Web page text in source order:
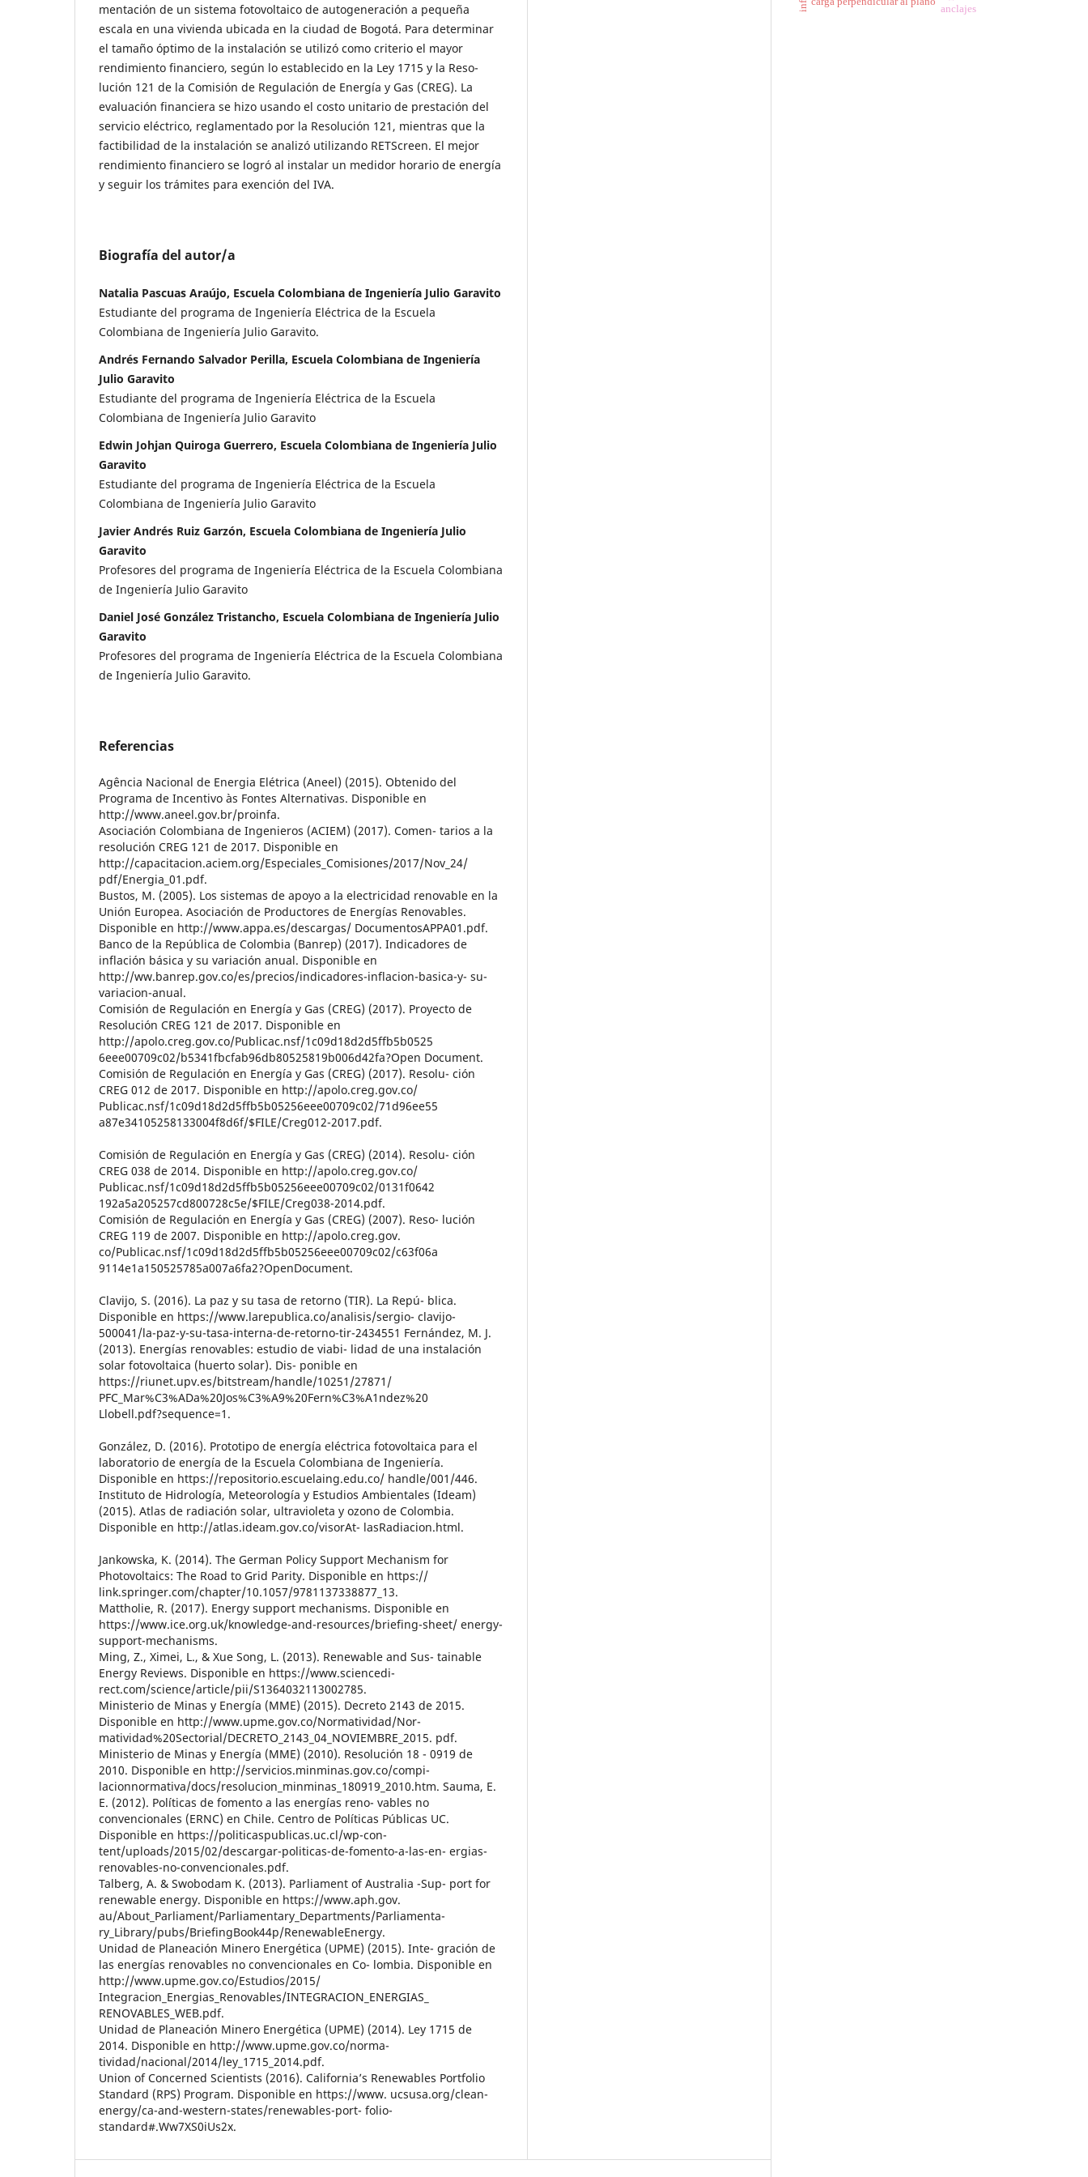
mentación de un sistema fotovoltaico de autogeneración a pequeña
escala en una vivienda ubicada en la ciudad de Bogotá. Para determinar
el tamaño óptimo de la instalación se utilizó como criterio el mayor
rendimiento financiero, según lo establecido en la Ley 1715 y la Reso-
lución 121 de la Comisión de Regulación de Energía y Gas (CREG). La
evaluación financiera se hizo usando el costo unitario de prestación del
servicio eléctrico, reglamentado por la Resolución 121, mientras que la
factibilidad de la instalación se analizó utilizando RETScreen. El mejor
rendimiento financiero se logró al instalar un medidor horario de energía
y seguir los trámites para exención del IVA.
Biografía del autor/a
Natalia Pascuas Araújo, Escuela Colombiana de Ingeniería Julio Garavito
Estudiante del programa de Ingeniería Eléctrica de la Escuela
Colombiana de Ingeniería Julio Garavito.
Andrés Fernando Salvador Perilla, Escuela Colombiana de Ingeniería
Julio Garavito
Estudiante del programa de Ingeniería Eléctrica de la Escuela
Colombiana de Ingeniería Julio Garavito
Edwin Johjan Quiroga Guerrero, Escuela Colombiana de Ingeniería Julio
Garavito
Estudiante del programa de Ingeniería Eléctrica de la Escuela
Colombiana de Ingeniería Julio Garavito
Javier Andrés Ruiz Garzón, Escuela Colombiana de Ingeniería Julio
Garavito
Profesores del programa de Ingeniería Eléctrica de la Escuela Colombiana
de Ingeniería Julio Garavito
Daniel José González Tristancho, Escuela Colombiana de Ingeniería Julio
Garavito
Profesores del programa de Ingeniería Eléctrica de la Escuela Colombiana
de Ingeniería Julio Garavito.
Referencias
Agência Nacional de Energia Elétrica (Aneel) (2015). Obtenido del
Programa de Incentivo às Fontes Alternativas. Disponible en
http://www.aneel.gov.br/proinfa.
Asociación Colombiana de Ingenieros (ACIEM) (2017). Comen- tarios a la
resolución CREG 121 de 2017. Disponible en
http://capacitacion.aciem.org/Especiales_Comisiones/2017/Nov_24/
pdf/Energia_01.pdf.
Bustos, M. (2005). Los sistemas de apoyo a la electricidad renovable en la
Unión Europea. Asociación de Productores de Energías Renovables.
Disponible en http://www.appa.es/descargas/ DocumentosAPPA01.pdf.
Banco de la República de Colombia (Banrep) (2017). Indicadores de
inflación básica y su variación anual. Disponible en
http://ww.banrep.gov.co/es/precios/indicadores-inflacion-basica-y- su-
variacion-anual.
Comisión de Regulación en Energía y Gas (CREG) (2017). Proyecto de
Resolución CREG 121 de 2017. Disponible en
http://apolo.creg.gov.co/Publicac.nsf/1c09d18d2d5ffb5b0525
6eee00709c02/b5341fbcfab96db80525819b006d42fa?Open Document.
Comisión de Regulación en Energía y Gas (CREG) (2017). Resolu- ción
CREG 012 de 2017. Disponible en http://apolo.creg.gov.co/
Publicac.nsf/1c09d18d2d5ffb5b05256eee00709c02/71d96ee55
a87e34105258133004f8d6f/$FILE/Creg012-2017.pdf.
Comisión de Regulación en Energía y Gas (CREG) (2014). Resolu- ción
CREG 038 de 2014. Disponible en http://apolo.creg.gov.co/
Publicac.nsf/1c09d18d2d5ffb5b05256eee00709c02/0131f0642
192a5a205257cd800728c5e/$FILE/Creg038-2014.pdf.
Comisión de Regulación en Energía y Gas (CREG) (2007). Reso- lución
CREG 119 de 2007. Disponible en http://apolo.creg.gov.
co/Publicac.nsf/1c09d18d2d5ffb5b05256eee00709c02/c63f06a
9114e1a150525785a007a6fa2?OpenDocument.
Clavijo, S. (2016). La paz y su tasa de retorno (TIR). La Repú- blica.
Disponible en https://www.larepublica.co/analisis/sergio- clavijo-
500041/la-paz-y-su-tasa-interna-de-retorno-tir-2434551 Fernández, M. J.
(2013). Energías renovables: estudio de viabi- lidad de una instalación
solar fotovoltaica (huerto solar). Dis- ponible en
https://riunet.upv.es/bitstream/handle/10251/27871/
PFC_Mar%C3%ADa%20Jos%C3%A9%20Fern%C3%A1ndez%20
Llobell.pdf?sequence=1.
González, D. (2016). Prototipo de energía eléctrica fotovoltaica para el
laboratorio de energía de la Escuela Colombiana de Ingeniería.
Disponible en https://repositorio.escuelaing.edu.co/ handle/001/446.
Instituto de Hidrología, Meteorología y Estudios Ambientales (Ideam)
(2015). Atlas de radiación solar, ultravioleta y ozono de Colombia.
Disponible en http://atlas.ideam.gov.co/visorAt- lasRadiacion.html.
Jankowska, K. (2014). The German Policy Support Mechanism for
Photovoltaics: The Road to Grid Parity. Disponible en https://
link.springer.com/chapter/10.1057/9781137338877_13.
Mattholie, R. (2017). Energy support mechanisms. Disponible en
https://www.ice.org.uk/knowledge-and-resources/briefing-sheet/ energy-
support-mechanisms.
Ming, Z., Ximei, L., & Xue Song, L. (2013). Renewable and Sus- tainable
Energy Reviews. Disponible en https://www.sciencedi-
rect.com/science/article/pii/S1364032113002785.
Ministerio de Minas y Energía (MME) (2015). Decreto 2143 de 2015.
Disponible en http://www.upme.gov.co/Normatividad/Nor-
matividad%20Sectorial/DECRETO_2143_04_NOVIEMBRE_2015. pdf.
Ministerio de Minas y Energía (MME) (2010). Resolución 18 - 0919 de
2010. Disponible en http://servicios.minminas.gov.co/compi-
lacionnormativa/docs/resolucion_minminas_180919_2010.htm. Sauma, E.
E. (2012). Políticas de fomento a las energías reno- vables no
convencionales (ERNC) en Chile. Centro de Políticas Públicas UC.
Disponible en https://politicaspublicas.uc.cl/wp-con-
tent/uploads/2015/02/descargar-politicas-de-fomento-a-las-en- ergias-
renovables-no-convencionales.pdf.
Talberg, A. & Swobodam K. (2013). Parliament of Australia -Sup- port for
renewable energy. Disponible en https://www.aph.gov.
au/About_Parliament/Parliamentary_Departments/Parliamenta-
ry_Library/pubs/BriefingBook44p/RenewableEnergy.
Unidad de Planeación Minero Energética (UPME) (2015). Inte- gración de
las energías renovables no convencionales en Co- lombia. Disponible en
http://www.upme.gov.co/Estudios/2015/
Integracion_Energias_Renovables/INTEGRACION_ENERGIAS_
RENOVABLES_WEB.pdf.
Unidad de Planeación Minero Energética (UPME) (2014). Ley 1715 de
2014. Disponible en http://www.upme.gov.co/norma-
tividad/nacional/2014/ley_1715_2014.pdf.
Union of Concerned Scientists (2016). California’s Renewables Portfolio
Standard (RPS) Program. Disponible en https://www. ucsusa.org/clean-
energy/ca-and-western-states/renewables-port- folio-
standard#.Ww7XS0iUs2x.
anclajes